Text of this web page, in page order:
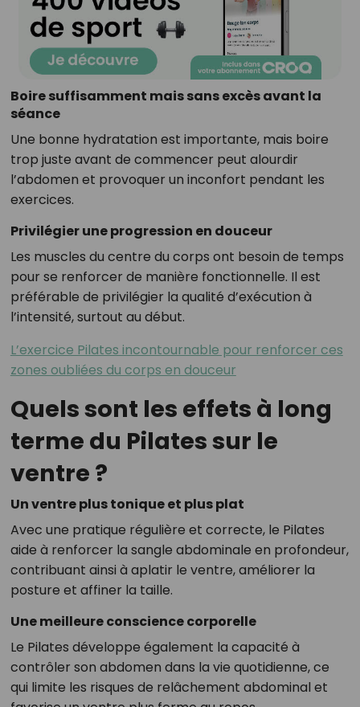
Boire suffisamment mais sans excès avant la
séance
Une bonne hydratation est importante, mais boire
trop juste avant de commencer peut alourdir
l’abdomen et provoquer un inconfort pendant les
exercices.
Privilégier une progression en douceur
Les muscles du centre du corps ont besoin de temps
pour se renforcer de manière fonctionnelle. Il est
préférable de privilégier la qualité d’exécution à
l’intensité, surtout au début.
L’exercice Pilates incontournable pour renforcer ces
zones oubliées du corps en douceur
Quels sont les effets à long
terme du Pilates sur le
ventre ?
Un ventre plus tonique et plus plat
Avec une pratique régulière et correcte, le Pilates
aide à renforcer la sangle abdominale en profondeur,
contribuant ainsi à aplatir le ventre, améliorer la
posture et affiner la taille.
Une meilleure conscience corporelle
Le Pilates développe également la capacité à
contrôler son abdomen dans la vie quotidienne, ce
qui limite les risques de relâchement abdominal et